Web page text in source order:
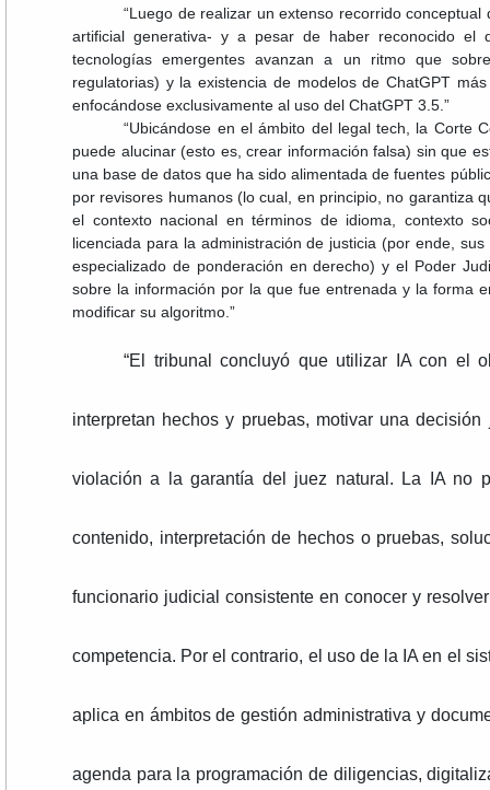
“Luego de realizar un extenso recorrido
artificial generativa- y a pesar de haber reconocido el
tecnologías emergentes avanzan a un ritmo que
regulatorias) y la existencia de modelos de ChatGPT
enfocándose exclusivamente al uso del ChatGPT 3.5.”
“Ubicándose en el ámbito del legal tech, la Corte
puede alucinar (esto es, crear información falsa) sin que
una base de datos que ha sido alimentada de fuentes
por revisores humanos (lo cual, en principio, no garantiza
el contexto nacional en términos de idioma, contexto
licenciada para la administración de justicia (por ende,
especializado de ponderación en derecho) y el Poder
sobre la información por la que fue entrenada y la forma
modificar su algoritmo.”
“El tribunal concluyó que utilizar IA con el
interpretan hechos y pruebas, motivar una
violación a la garantía del juez natural. La IA no
contenido, interpretación de hechos o pruebas,
funcionario judicial consistente en conocer y
competencia. Por el contrario, el uso de la IA en el
aplica en ámbitos de gestión administrativa y
agenda para la programación de diligencias,